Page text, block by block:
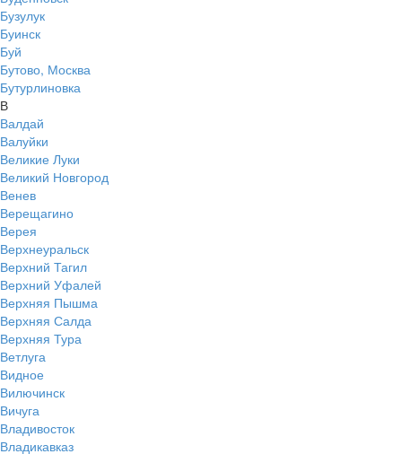
Бузулук
Буинск
Буй
Бутово, Москва
Бутурлиновка
В
Валдай
Валуйки
Великие Луки
Великий Новгород
Венев
Верещагино
Верея
Верхнеуральск
Верхний Тагил
Верхний Уфалей
Верхняя Пышма
Верхняя Салда
Верхняя Тура
Ветлуга
Видное
Вилючинск
Вичуга
Владивосток
Владикавказ